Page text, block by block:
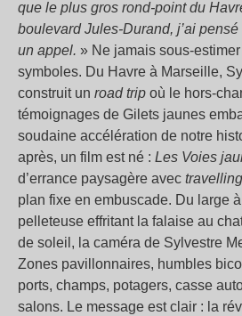
que le plus gros rond-point du
boulevard Jules-Durand, j’ai
un appel. » Ne jamais sous-
symboles. Du Havre à Marseille,
construit un road trip où le hors-
témoignages de Gilets jaunes
soudaine accélération de notre
après, un film est né : Les Voies
d’errance paysagère avec travelling
plan fixe en embuscade. Du large
pelleteuse effritant la falaise au
de soleil, la caméra de Sylvestre
Zones pavillonnaires, humbles
ports, champs, potagers, casse
salons. Le message est clair : la